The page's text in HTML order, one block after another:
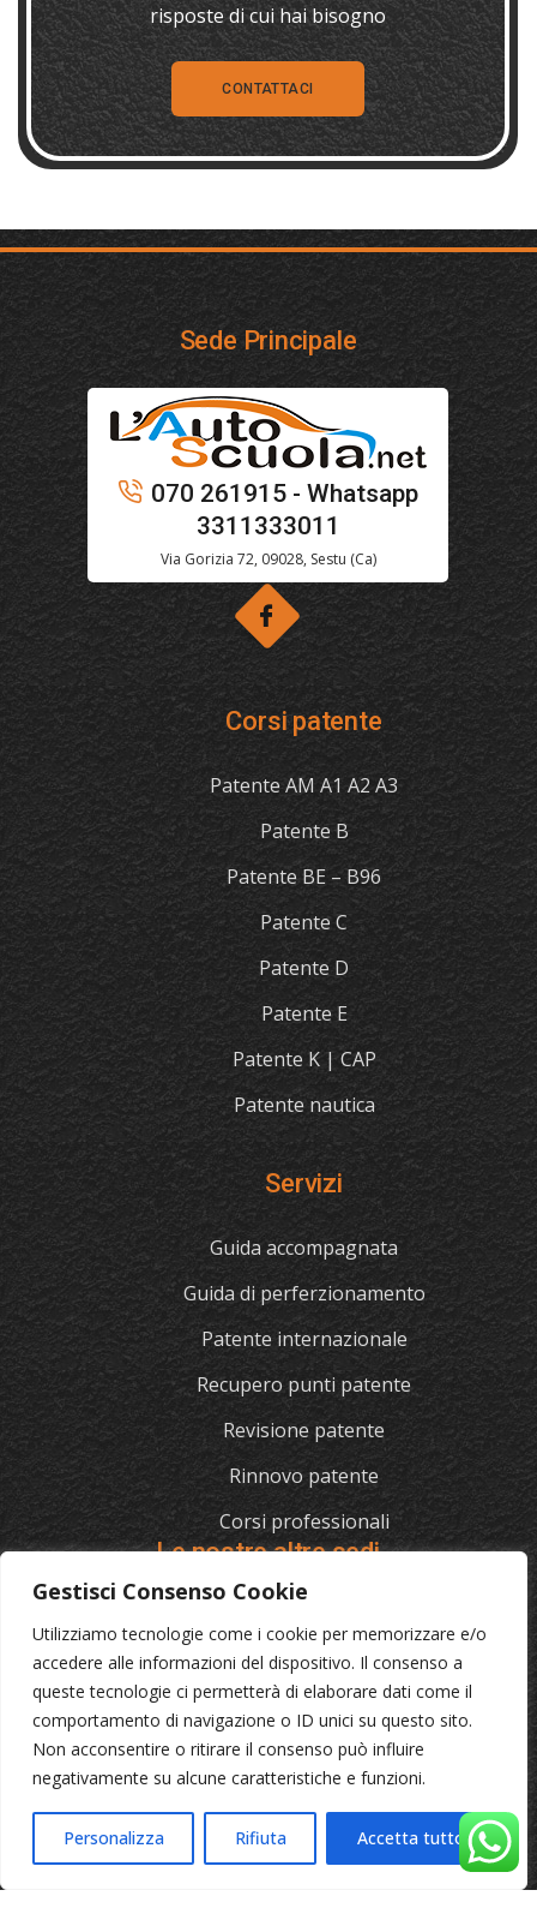
Gestisci Consenso Cookie
Utilizziamo tecnologie come i cookie per memorizzare e/o
accedere alle informazioni del dispositivo. Il consenso a
queste tecnologie ci permetterà di elaborare dati come il
comportamento di navigazione o ID unici su questo sito.
Non acconsentire o ritirare il consenso può influire
negativamente su alcune caratteristiche e funzioni.
Personalizza Rifiuta Accetta tutto
risposte di cui hai bisogno
CONTATTACI
Sede Principale
070 261915 - Whatsapp
3311333011
Via Gorizia 72, 09028, Sestu (Ca)
Corsi patente
Patente AM A1 A2 A3
Patente B
Patente BE – B96
Patente C
Patente D
Patente E
Patente K | CAP
Patente nautica
Servizi
Guida accompagnata
Guida di perferzionamento
Patente internazionale
Recupero punti patente
Revisione patente
Rinnovo patente
Corsi professionali
Le nostre altre sedi
L'AUTOSCUOLA
070/721841
Via Cagliari 129, 09012 Capoterra (Ca)
© 2023 L'Autoscuola • Partita IVA: 04046040921 •Privacy
Cookie Policy